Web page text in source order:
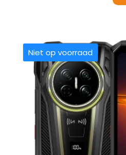
Niet op voorraad